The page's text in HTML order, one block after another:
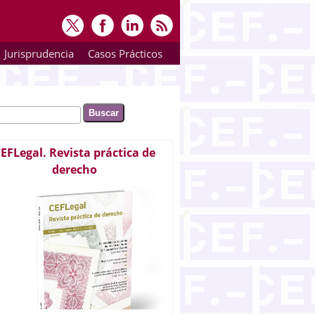
Jurisprudencia Casos Prácticos
de búsqueda
Revista práctica de
derecho